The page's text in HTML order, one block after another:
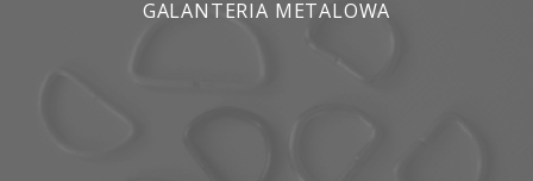
GALANTERIA METALOWA